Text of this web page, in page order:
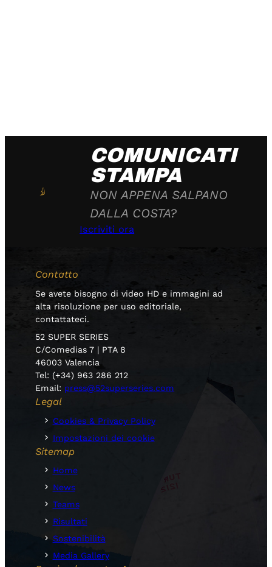
COMUNICATI
STAMPA
NON APPENA SALPANO
DALLA COSTA?
Iscriviti ora
Contatto
Se avete bisogno di video HD e immagini ad
alta risoluzione per uso editoriale,
contattateci.
52 SUPER SERIES
C/Comedias 7 | PTA 8
46003 Valencia
Tel: (+34) 963 286 212
Email: press@52superseries.com
Legal
Cookies & Privacy Policy
Impostazioni dei cookie
Sitemap
Home
News
Teams
Risultati
Sostenibilità
Media Gallery